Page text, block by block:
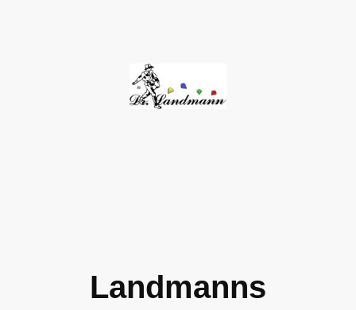
Landmanns